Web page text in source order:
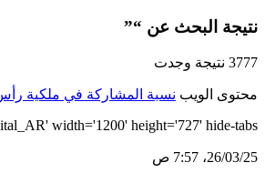
نتيجة البحث عن “”
3777 نتيجة وجدت
محتوى الويب نسبة المشاركة في ملكية
width='1200' height='727' hide-tabs...
25‏/03‏/26، 7:57 ص